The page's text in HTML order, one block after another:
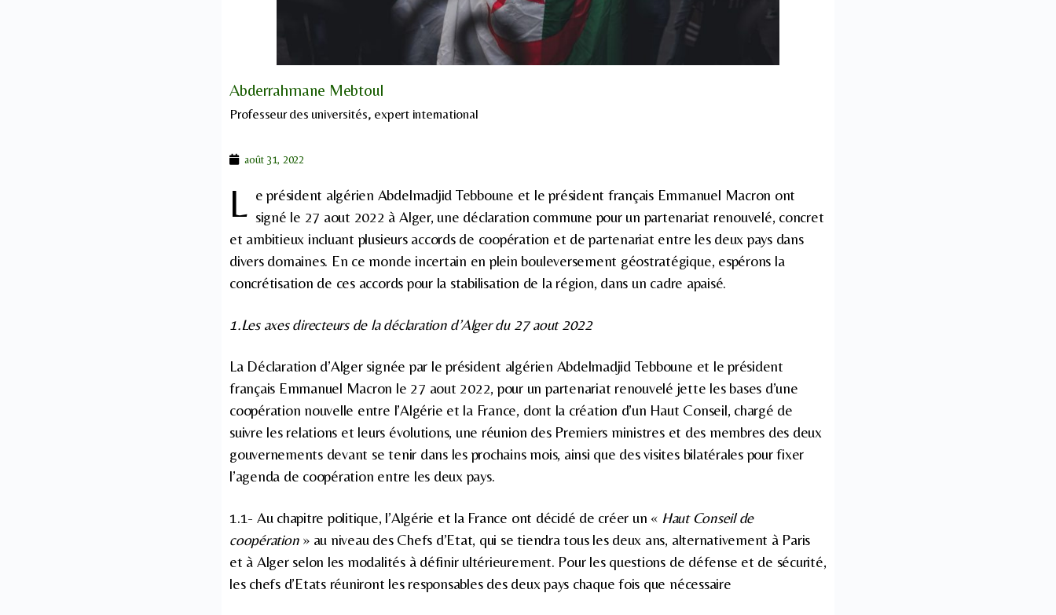
Abderrahmane Mebtoul
Professeur des universités, expert international
août 31, 2022
L e président algérien Abdelmadjid Tebboune et le président français Emmanuel Macron ont
signé le 27 aout 2022 à Alger, une déclaration commune pour un partenariat renouvelé, concret
et ambitieux incluant plusieurs accords de coopération et de partenariat entre les deux pays dans
divers domaines. En ce monde incertain en plein bouleversement géostratégique, espérons la
concrétisation de ces accords pour la stabilisation de la région, dans un cadre apaisé.
1.Les axes directeurs de la déclaration d’Alger du 27 aout 2022
La Déclaration d’Alger signée par le président algérien Abdelmadjid Tebboune et le président
français Emmanuel Macron le 27 aout 2022, pour un partenariat renouvelé jette les bases d’une
coopération nouvelle entre l’Algérie et la France, dont la création d’un Haut Conseil, chargé de
suivre les relations et leurs évolutions, une réunion des Premiers ministres et des membres des deux
gouvernements devant se tenir dans les prochains mois, ainsi que des visites bilatérales pour fixer
l’agenda de coopération entre les deux pays.
1.1- Au chapitre politique, l’Algérie et la France ont décidé de créer un « Haut Conseil de
coopération» au niveau des Chefs d’Etat, qui se tiendra tous les deux ans, alternativement à Paris
et à Alger selon les modalités à définir ultérieurement. Pour les questions de défense et de sécurité,
les chefs d’Etats réuniront les responsables des deux pays chaque fois que nécessaire